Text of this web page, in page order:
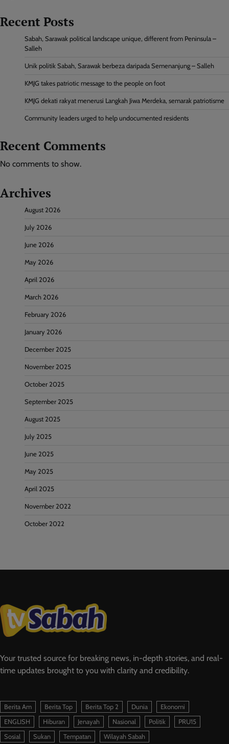
Recent Posts
Sabah, Sarawak political landscape unique, different from Peninsula –
Salleh
Unik politik Sabah, Sarawak berbeza daripada Semenanjung – Salleh
KMJG takes patriotic message to the people on foot
KMJG dekati rakyat menerusi Langkah Jiwa Merdeka, semarak patriotisme
Community leaders urged to help undocumented residents
Recent Comments
No comments to show.
Archives
August 2026
July 2026
June 2026
May 2026
April 2026
March 2026
February 2026
January 2026
December 2025
November 2025
October 2025
September 2025
August 2025
July 2025
June 2025
May 2025
April 2025
November 2022
October 2022
Your trusted source for breaking news, in-depth stories, and real-
time updates brought to you with clarity and credibility.
Berita Am Berita Top Berita Top 2 Dunia
Ekonomi
ENGLISH
Hiburan Jenayah Nasional Politik
PRU15
Sosial
Sukan Tempatan Wilayah Sabah